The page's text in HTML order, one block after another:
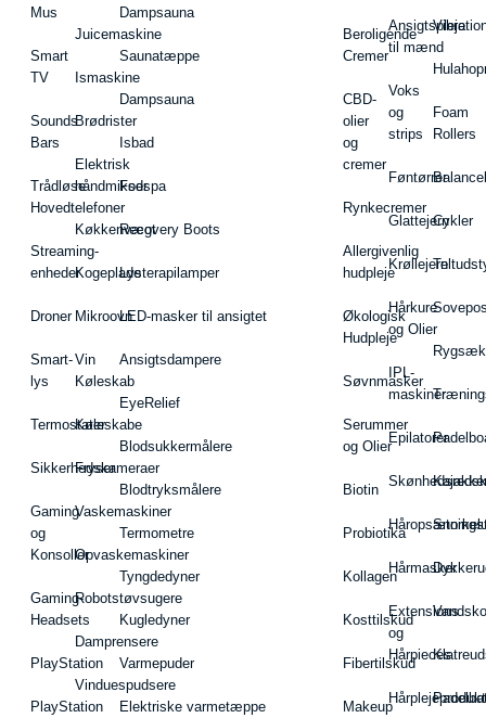
Mus
Smart
TV
Sounds
Bars
Trådløse
Hovedtelefoner
Streaming-
enheder
Droner
Smart-
lys
Termostater
Sikkerhedskameraer
Gaming
og
Konsoller
Gaming-
Headsets
PlayStation
PlayStation
Juicemaskine
Ismaskine
Brødrister
Elektrisk
håndmikser
Køkkenvægt
Kogeplade
Mikroovn
Vin
Køleskab
Køleskabe
Fryser
Vaskemaskiner
Opvaskemaskiner
Robotstøvsugere
Damprensere
Vinduespudsere
Dampsauna
Saunatæppe
Dampsauna
Isbad
Fodspa
Recovery Boots
Lysterapilamper
LED-masker til ansigtet
Ansigtsdampere
EyeRelief
Blodsukkermålere
Blodtryksmålere
Termometre
Tyngdedyner
Kugledyner
Varmepuder
Elektriske varmetæppe
Beroligende
Cremer
CBD-
olier
og
cremer
Rynkecremer
Allergivenlig
hudpleje
Økologisk
Hudpleje
Søvnmasker
Serummer
og Olier
Biotin
Probiotika
Kollagen
Kosttilskud
Fibertilskud
Makeup
Ansigtspleje
til mænd
Voks
og
strips
Føntørrer
Glattejern
Krøllejern
Hårkure
og Olier
IPL-
maskiner
Epilatorer
Hårmasker
Extensions
og
Hårpieces
Foam
Rollers
Cykler
Vandsko